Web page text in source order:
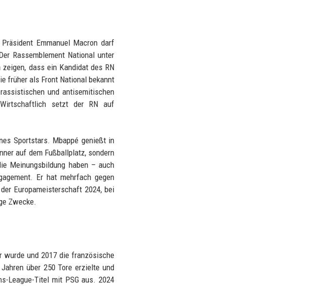
Emmanuel Macron darf
Rassemblement National unter
dass ein Kandidat des RN
früher als Front National bekannt
und antisemitischen
setzt der RN auf
Sportstars. Mbappé genießt in
auf dem Fußballplatz, sondern
Meinungsbildung haben – auch
Er hat mehrfach gegen
Europameisterschaft 2024, bei
Zwecke.
wurde und 2017 die französische
über 250 Tore erzielte und
League-Titel mit PSG aus. 2024